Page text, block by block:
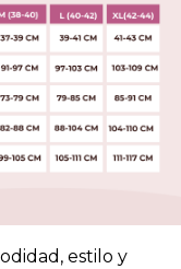
estilo y